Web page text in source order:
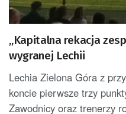
„Kapitalna rekacja
wygranej Lechii
Lechia Zielona Góra z
koncie pierwsze trzy
Zawodnicy oraz trenerzy